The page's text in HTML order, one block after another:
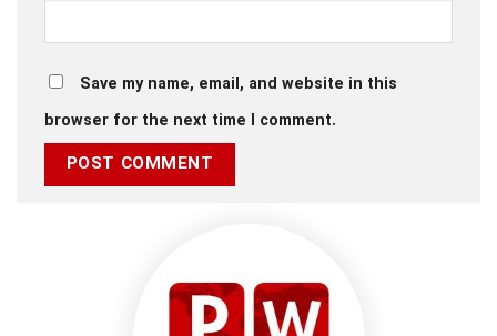
Save my name, email, and website in this
browser for the next time I comment.